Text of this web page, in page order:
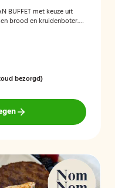
BUFFET met keuze uit
brood en kruidenboter.
bezorgd)